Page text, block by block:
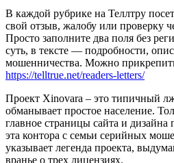
В каждой рубрике на Теллтру
свой отзыв, жалобу или проверку
Просто заполните два поля без
суть, в тексте — подробности,
мошенничества. Можно
https://telltrue.net/readers-letters/
Проект Xinovara – это типичный
обманывает простое население.
главное страницы сайта и дизайна
эта контора с семьи серийных
указывает легенда проекта,
вранье о трех лицензиях.